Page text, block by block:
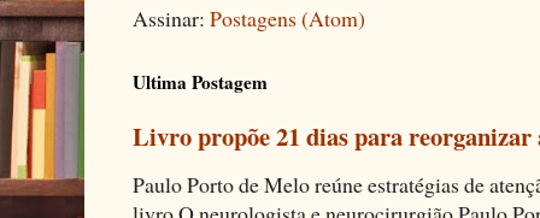
Assinar: Postagens (Atom)
Ultima Postagem
Livro propõe 21 dias para
Paulo Porto de Melo reúne estratégias de